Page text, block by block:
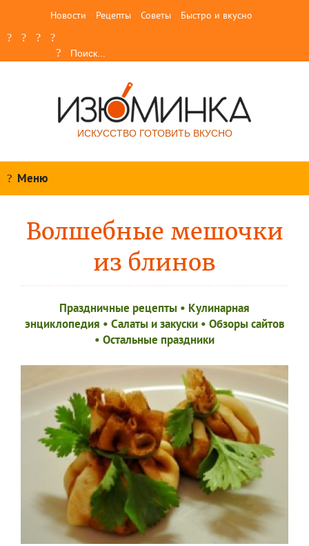
Новости Рецепты Советы Быстро и вкусно
ИСКУССТВО ГОТОВИТЬ ВКУСНО
Меню
Волшебные мешочки
из блинов
Праздничные рецепты • Кулинарная
энциклопедия • Салаты и закуски• Обзоры сайтов
• Остальные праздники